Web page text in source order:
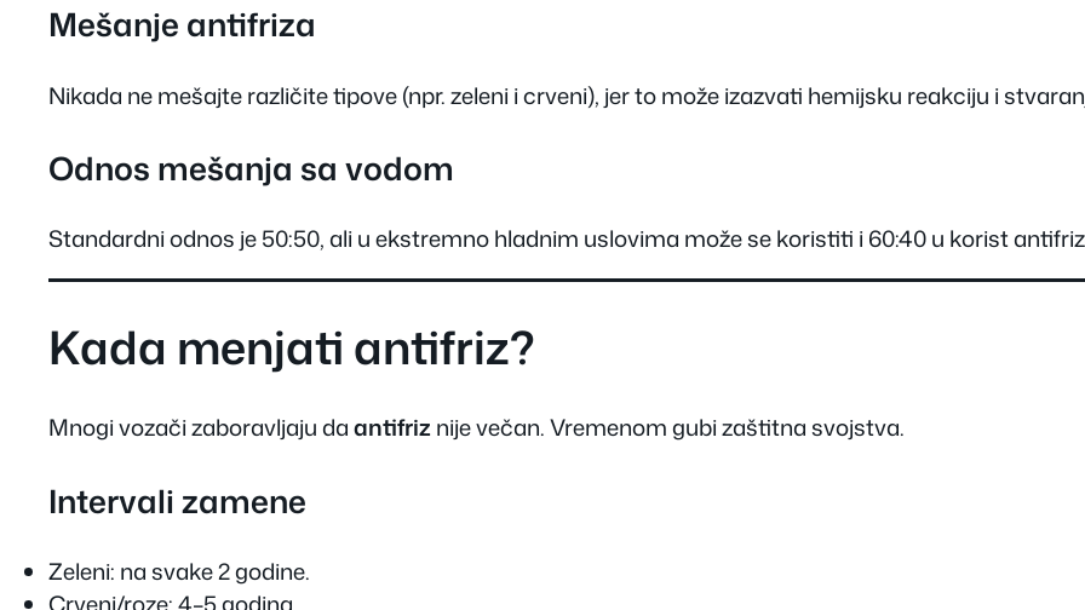
Mešanje antifriza
Nikada ne mešajte različite tipove (npr. zeleni i crveni), jer to može izazvati hemijsku reakciju i
Odnos mešanja sa vodom
Standardni odnos je 50:50, ali u ekstremno hladnim uslovima može se koristiti i 60:40 u korist
Kada menjati antifriz?
Mnogi vozači zaboravljaju daantifriznije večan. Vremenom gubi zaštitna svojstva.
Intervali zamene
Zeleni: na svake 2 godine.